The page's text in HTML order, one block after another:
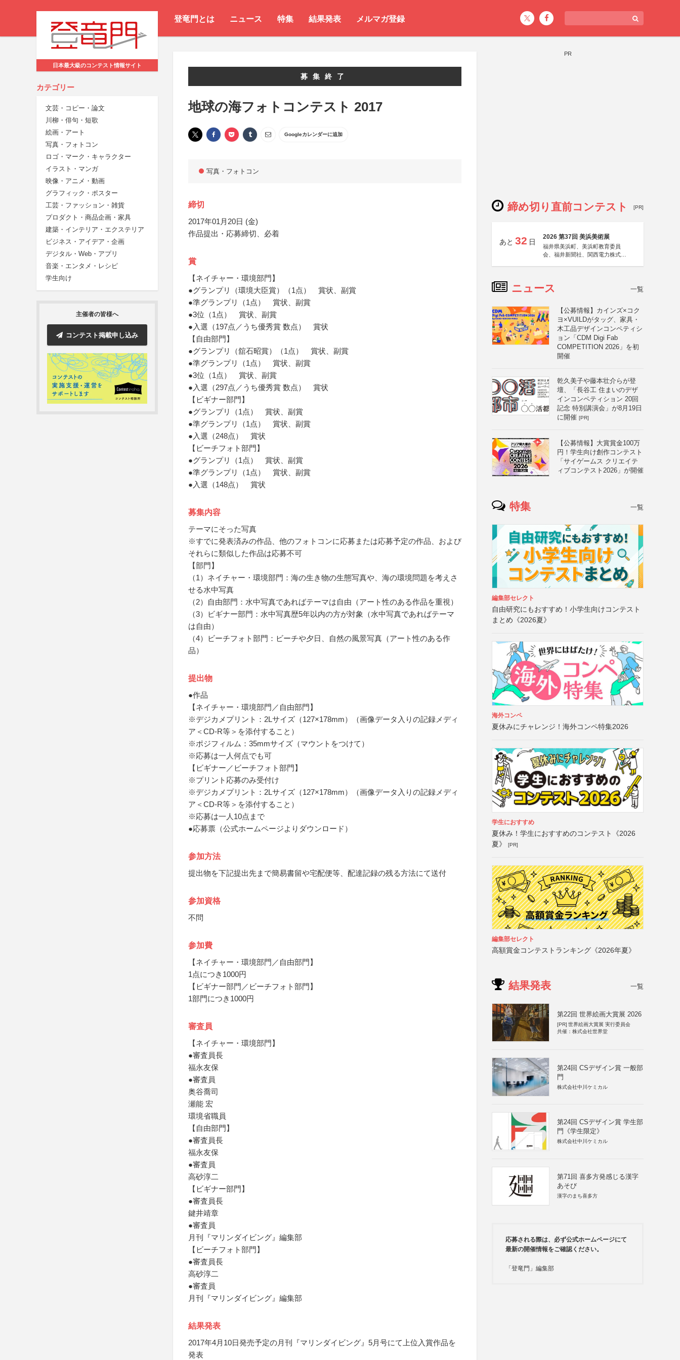
登竜門とは ニュース 特集 結果発表 メルマガ登録
日本最大級のコンテスト情報サイト
カテゴリー
文芸・コピー・論文
川柳・俳句・短歌
絵画・アート
写真・フォトコン
ロゴ・マーク・キャラクター
イラスト・マンガ
映像・アニメ・動画
グラフィック・ポスター
工芸・ファッション・雑貨
プロダクト・商品企画・家具
建築・インテリア・エクステリア
ビジネス・アイデア・企画
デジタル・Web・アプリ
音楽・エンタメ・レシピ
学生向け
主催者の皆様へ
コンテスト掲載申し込み
募集終了
地球の海フォトコンテスト 2017
Googleカレンダーに追加
写真・フォトコン
締切
2017年01月20日 (金)
作品提出・応募締切、必着
賞
【ネイチャー・環境部門】
●グランプリ（環境大臣賞）（1点） 賞状、副賞
●準グランプリ（1点） 賞状、副賞
●3位（1点） 賞状、副賞
●入選（197点／うち優秀賞 数点） 賞状
【自由部門】
●グランプリ（舘石昭賞）（1点） 賞状、副賞
●準グランプリ（1点） 賞状、副賞
●3位（1点） 賞状、副賞
●入選（297点／うち優秀賞 数点） 賞状
【ビギナー部門】
●グランプリ（1点） 賞状、副賞
●準グランプリ（1点） 賞状、副賞
●入選（248点） 賞状
【ビーチフォト部門】
●グランプリ（1点） 賞状、副賞
●準グランプリ（1点） 賞状、副賞
●入選（148点） 賞状
募集内容
テーマにそった写真
※すでに発表済みの作品、他のフォトコンに応募または応募予定の作品、および
それらに類似した作品は応募不可
【部門】
（1）ネイチャー・環境部門：海の生き物の生態写真や、海の環境問題を考えさ
せる水中写真
（2）自由部門：水中写真であればテーマは自由（アート性のある作品を重視）
（3）ビギナー部門：水中写真歴5年以内の方が対象（水中写真であればテーマ
は自由）
（4）ビーチフォト部門：ビーチや夕日、自然の風景写真（アート性のある作
品）
提出物
●作品
【ネイチャー・環境部門／自由部門】
※デジカメプリント：2Lサイズ（127×178mm）（画像データ入りの記録メディ
ア＜CD-R等＞を添付すること）
※ポジフィルム：35mmサイズ（マウントをつけて）
※応募は一人何点でも可
【ビギナー／ビーチフォト部門】
※プリント応募のみ受付け
※デジカメプリント：2Lサイズ（127×178mm）（画像データ入りの記録メディ
ア＜CD-R等＞を添付すること）
※応募は一人10点まで
●応募票（公式ホームページよりダウンロード）
参加方法
提出物を下記提出先まで簡易書留や宅配便等、配達記録の残る方法にて送付
参加資格
不問
参加費
【ネイチャー・環境部門／自由部門】
1点につき1000円
【ビギナー部門／ビーチフォト部門】
1部門につき1000円
審査員
【ネイチャー・環境部門】
●審査員長
福永友保
●審査員
奥谷喬司
瀬能 宏
環境省職員
【自由部門】
●審査員長
福永友保
●審査員
高砂淳二
【ビギナー部門】
●審査員長
鍵井靖章
●審査員
月刊『マリンダイビング』編集部
【ビーチフォト部門】
●審査員長
高砂淳二
●審査員
月刊『マリンダイビング』編集部
結果発表
2017年4月10日発売予定の月刊『マリンダイビング』5月号にて上位入賞作品を
発表
PR
締め切り直前コンテスト [PR]
あと 32 日
2026 第37回 美浜美術展
福井県美浜町、美浜町教育委員
会、福井新聞社、関西電力株式会
ニュース 一覧
【公募情報】カインズ×コク
ヨ×VUILDがタッグ、家具・
木工品デザインコンペティシ
ョン「CDM Digi Fab
COMPETITION 2026」を初
開催
乾久美子や藤本壮介らが登
壇、「長谷工 住まいのデザ
インコンペティション 20回
記念 特別講演会」が8月19日
に開催 [PR]
【公募情報】大賞賞金100万
円！学生向け創作コンテスト
「サイゲームス クリエイテ
ィブコンテスト2026」が開催
特集 一覧
編集部セレクト
自由研究にもおすすめ！小学生向けコンテスト
まとめ《2026夏》
海外コンペ
夏休みにチャレンジ！海外コンペ特集2026
学生におすすめ
夏休み！学生におすすめのコンテスト《2026
夏》
[PR]
編集部セレクト
高額賞金コンテストランキング《2026年夏》
結果発表 一覧
第22回 世界絵画大賞展 2026
[PR] 世界絵画大賞展 実行委員会
共催：株式会社世界堂
第24回 CSデザイン賞 一般部
門
株式会社中川ケミカル
第24回 CSデザイン賞 学生部
門《学生限定》
株式会社中川ケミカル
第71回 喜多方発感じる漢字
あそび
漢字のまち喜多方
応募される際は、必ず公式ホームページにて
最新の開催情報をご確認ください。
「登竜門」編集部